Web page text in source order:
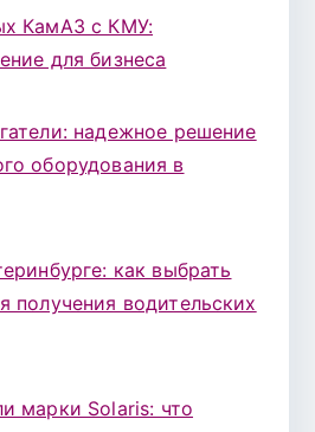
КамАЗ с КМУ:
для бизнеса
надежное решение
оборудования в
как выбрать
водительских
марки Solaris: что